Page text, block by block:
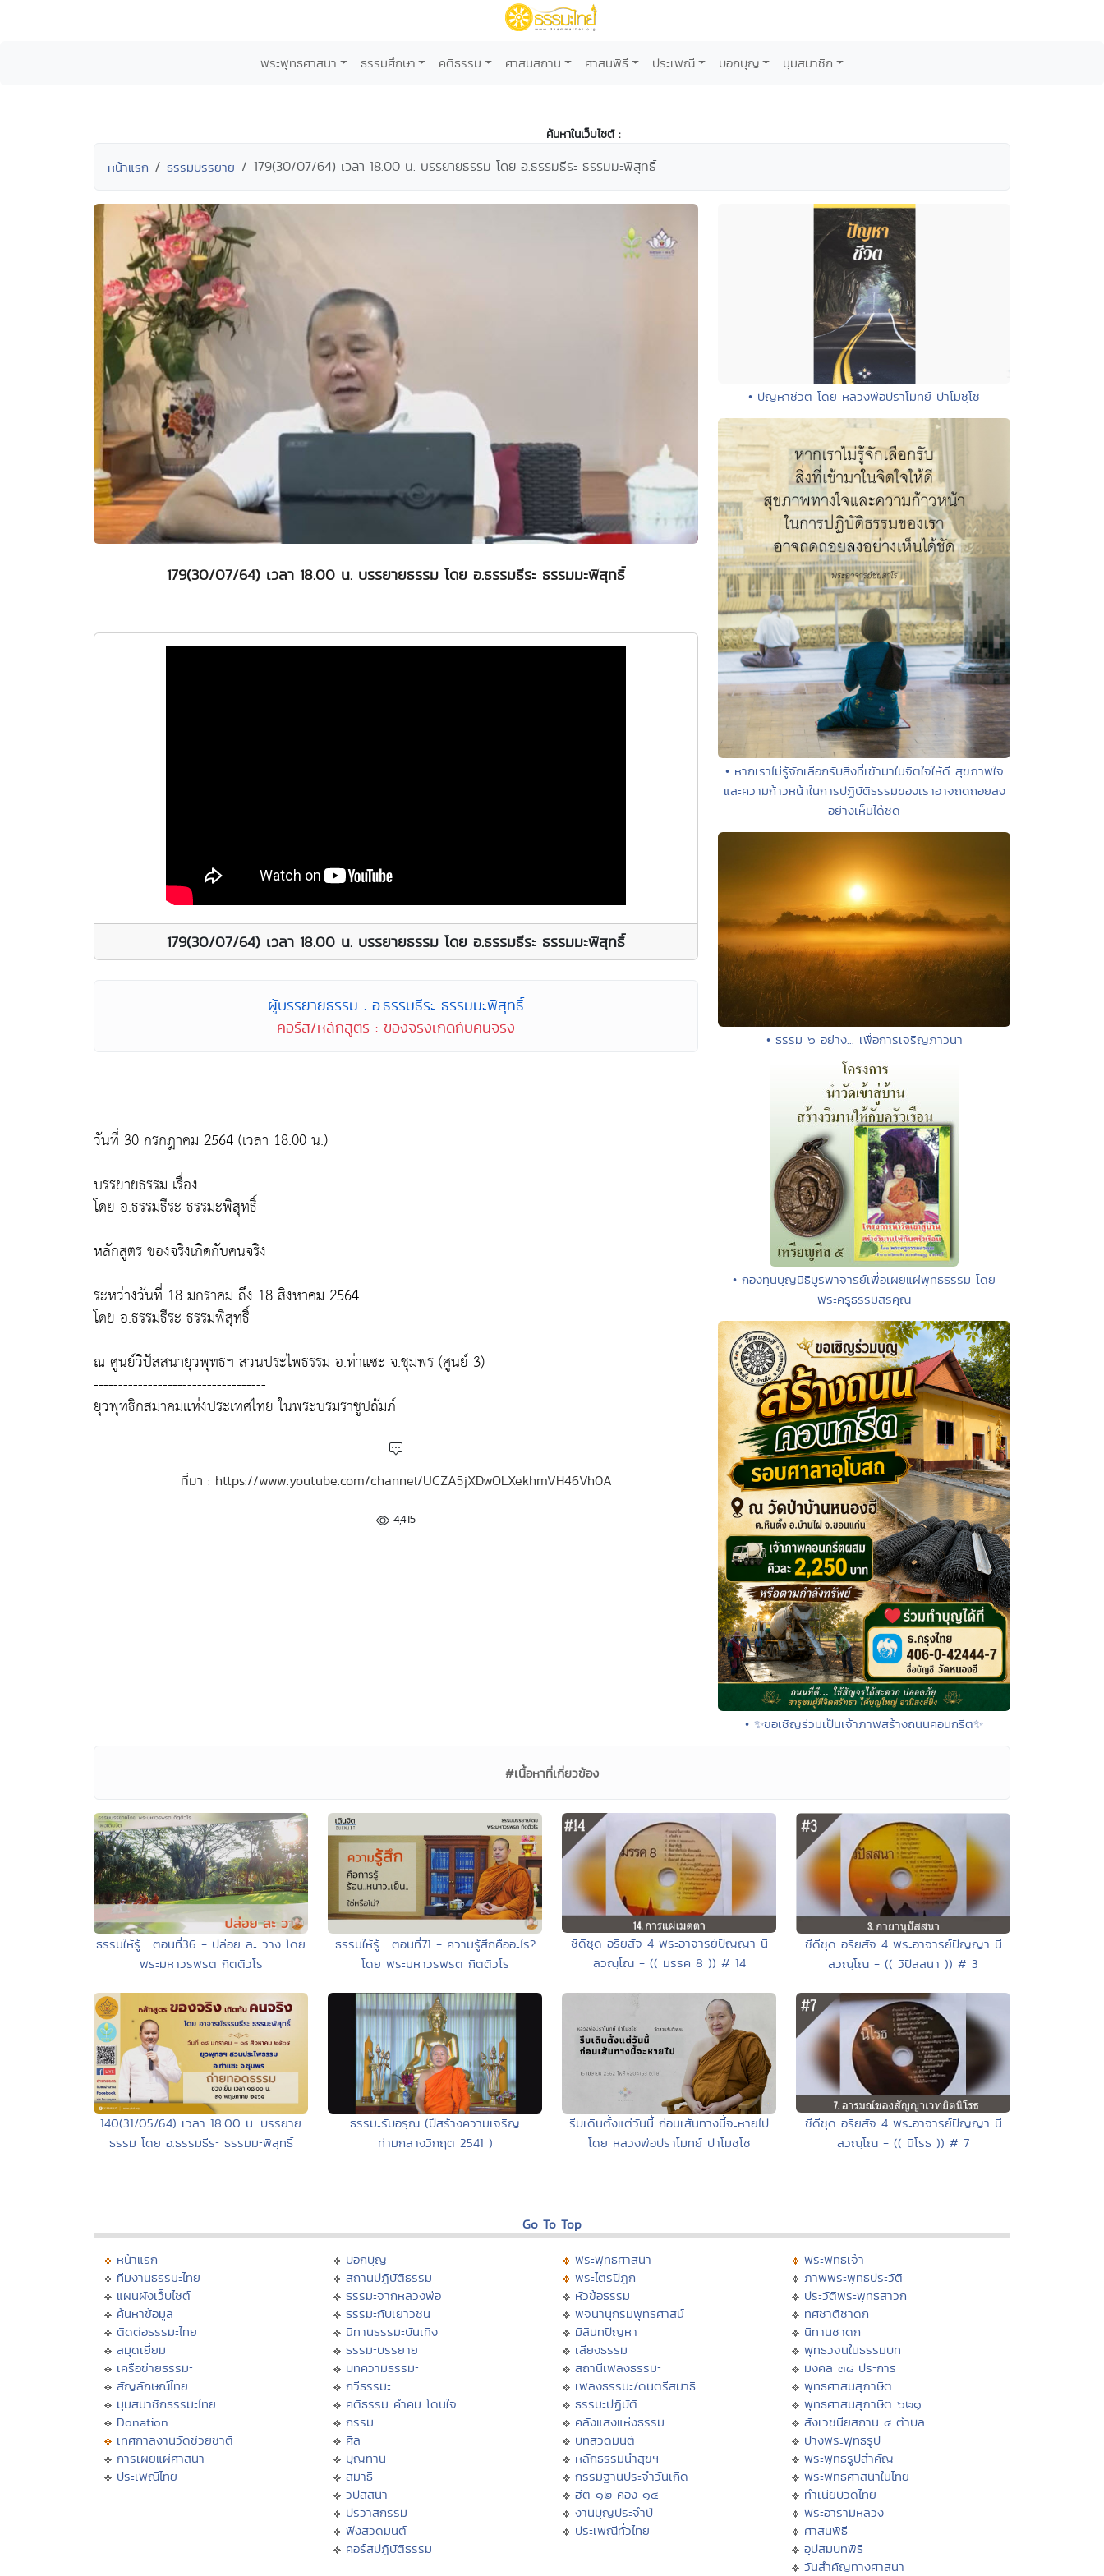
พระพุทธศาสนา ธรรมศึกษา คติธรรม ศาสนสถาน ศาสนพิธี ประเพณี บอกบุญ มุมสมาชิก
ค้นหาในเว็บไซต์ :
หน้าแรก ธรรมบรรยาย 179(30/07/64) เวลา 18.00 น. บรรยายธรรม โดย อ.ธรรมธีระ ธรรมมะพิสุทธิ์
179(30/07/64) เวลา 18.00 น. บรรยายธรรม โดย อ.ธรรมธีระ ธรรมมะพิสุทธิ์
179(30/07/64) เวลา 18.00 น. บรรยายธรรม โดย อ.ธรรมธีระ ธรรมมะพิสุทธิ์
ผู้บรรยายธรรม : อ.ธรรมธีระ ธรรมมะพิสุทธิ์
คอร์ส/หลักสูตร : ของจริงเกิดกับคนจริง
วันที่ 30 กรกฎาคม 2564 (เวลา 18.00 น.)
บรรยายธรรม เรื่อง...
โดย อ.ธรรมธีระ ธรรมะพิสุทธิ์
หลักสูตร ของจริงเกิดกับคนจริง
ระหว่างวันที่ 18 มกราคม ถึง 18 สิงหาคม 2564
โดย อ.ธรรมธีระ ธรรมพิสุทธิ์
ณ ศูนย์วิปัสสนายุวพุทธฯ สวนประไพธรรม อ.ท่าแซะ จ.ชุมพร (ศูนย์ 3)
-----------------------------------
ยุวพุทธิกสมาคมแห่งประเทศไทย ในพระบรมราชูปถัมภ์
ที่มา : https://www.youtube.com/channel/UCZA5jXDwOLXekhmVH46Vh0A
4,415
• ปัญหาชีวิต โดย หลวงพ่อปราโมทย์ ปาโมชฺโช
• หากเราไม่รู้จักเลือกรับสิ่งที่เข้ามาในจิตใจให้ดี สุขภาพใจ
และความก้าวหน้าในการปฏิบัติธรรมของเราอาจถดถอยลง
อย่างเห็นได้ชัด
• ธรรม ๖ อย่าง... เพื่อการเจริญภาวนา
• กองทุนบุญนิธิบูรพาจารย์เพื่อเผยแผ่พุทธธรรม โดย
พระครูธรรมสรคุณ
• ✨ขอเชิญร่วมเป็นเจ้าภาพสร้างถนนคอนกรีต✨
#เนื้อหาที่เกี่ยวข้อง
ธรรมให้รู้ : ตอนที่36 - ปล่อย ละ วาง โดย
พระมหาวรพรต กิตติวโร
ธรรมให้รู้ : ตอนที่71 - ความรู้สึกคืออะไร?
โดย พระมหาวรพรต กิตติวโร
ซีดีชุด อริยสัจ 4 พระอาจารย์ปัญญา นี
ลวณฺโณ - (( มรรค 8 )) # 14
ซีดีชุด อริยสัจ 4 พระอาจารย์ปัญญา นี
ลวณฺโณ - (( วิปัสสนา )) # 3
140(31/05/64) เวลา 18.00 น. บรรยาย
ธรรม โดย อ.ธรรมธีระ ธรรมมะพิสุทธิ์
ธรรมะรับอรุณ (ปีสร้างความเจริญ
ท่ามกลางวิกฤต 2541 )
รีบเดินตั้งแต่วันนี้ ก่อนเส้นทางนี้จะหายไป
โดย หลวงพ่อปราโมทย์ ปาโมชฺโช
ซีดีชุด อริยสัจ 4 พระอาจารย์ปัญญา นี
ลวณฺโณ - (( นิโรธ )) # 7
Go To Top
หน้าแรก
ทีมงานธรรมะไทย
แผนผังเว็บไซต์
ค้นหาข้อมูล
ติดต่อธรรมะไทย
สมุดเยี่ยม
เครือข่ายธรรมะ
สัญลักษณ์ไทย
มุมสมาชิกธรรมะไทย
Donation
เทศกาลงานวัดช่วยชาติ
การเผยแผ่ศาสนา
ประเพณีไทย
บอกบุญ
สถานปฏิบัติธรรม
ธรรมะจากหลวงพ่อ
ธรรมะกับเยาวชน
นิทานธรรมะบันเทิง
ธรรมะบรรยาย
บทความธรรมะ
กวีธรรมะ
คติธรรม คำคม โดนใจ
กรรม
ศีล
บุญทาน
สมาธิ
วิปัสสนา
ปริวาสกรรม
ฟังสวดมนต์
คอร์สปฏิบัติธรรม
พระพุทธศาสนา
พระไตรปิฏก
หัวข้อธรรม
พจนานุกรมพุทธศาสน์
มิลินทปัญหา
เสียงธรรม
สถานีเพลงธรรมะ
เพลงธรรมะ/ดนตรีสมาธิ
ธรรมะปฏิบัติ
คลังแสงแห่งธรรม
บทสวดมนต์
หลักธรรมนำสุขฯ
กรรมฐานประจำวันเกิด
ฮีต ๑๒ คอง ๑๔
งานบุญประจำปี
ประเพณีทั่วไทย
พระพุทธเจ้า
ภาพพระพุทธประวัติ
ประวัติพระพุทธสาวก
ทศชาติชาดก
นิทานชาดก
พุทธวจนในธรรมบท
มงคล ๓๘ ประการ
พุทธศาสนสุภาษิต
พุทธศาสนสุภาษิต ๖๒๑
สังเวชนียสถาน ๔ ตำบล
ปางพระพุทธรูป
พระพุทธรูปสำคัญ
พระพุทธศาสนาในไทย
ทำเนียบวัดไทย
พระอารามหลวง
ศาสนพิธี
อุปสมบทพิธี
วันสำคัญทางศาสนา